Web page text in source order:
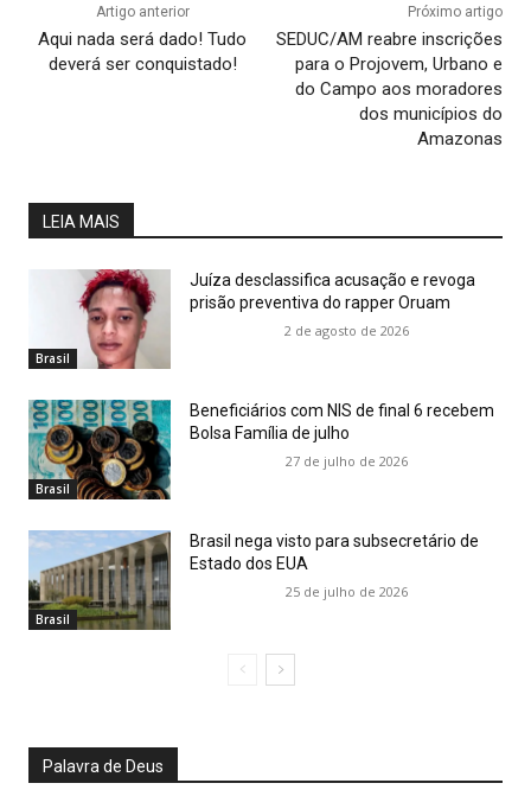
Artigo anterior
Aqui nada será dado! Tudo
deverá ser conquistado!
Próximo artigo
SEDUC/AM reabre inscrições
para o Projovem, Urbano e
do Campo aos moradores
dos municípios do
Amazonas
LEIA MAIS
Brasil
Juíza desclassifica acusação e revoga
prisão preventiva do rapper Oruam
2 de agosto de 2026
Brasil
Beneficiários com NIS de final 6 recebem
Bolsa Família de julho
27 de julho de 2026
Brasil
Brasil nega visto para subsecretário de
Estado dos EUA
25 de julho de 2026
Palavra de Deus